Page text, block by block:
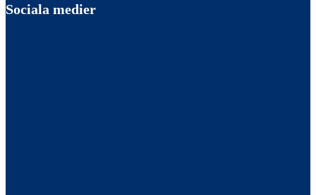
Sociala medier